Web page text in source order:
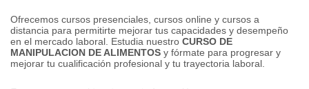
Ofrecemos cursos presenciales, cursos online y cursos a
distancia para permitirte mejorar tus capacidades y desempeño
en el mercado laboral. Estudia nuestro CURSO DE
MANIPULACION DE ALIMENTOS y fórmate para progresar y
mejorar tu cualificación profesional y tu trayectoria laboral.